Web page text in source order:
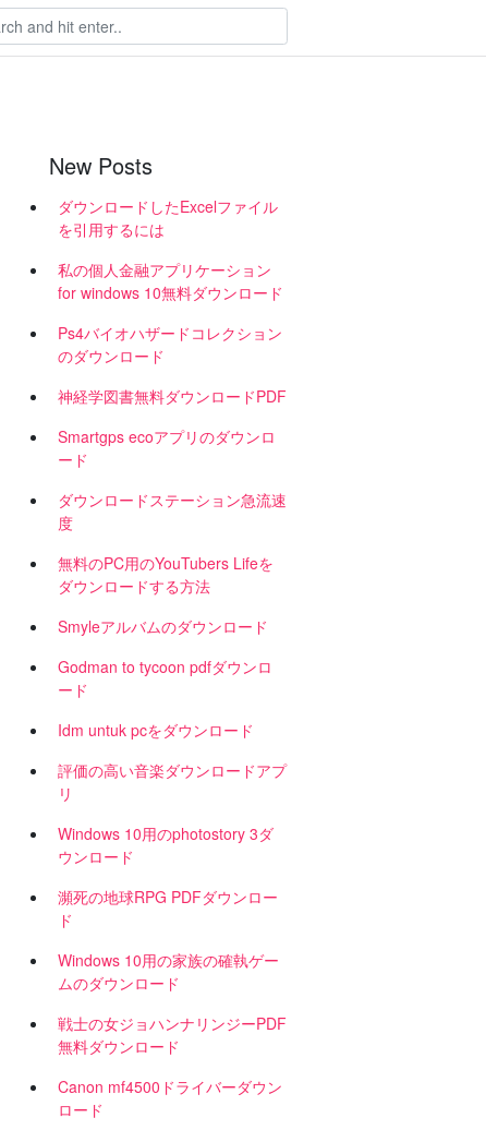
New Posts
ダウンロードしたExcelファイル
を引用するには
私の個人金融アプリケーション
for windows 10無料ダウンロード
Ps4バイオハザードコレクション
のダウンロード
神経学図書無料ダウンロードPDF
Smartgps ecoアプリのダウンロ
ード
ダウンロードステーション急流速
度
無料のPC用のYouTubers Lifeを
ダウンロードする方法
Smyleアルバムのダウンロード
Godman to tycoon pdfダウンロ
ード
Idm untuk pcをダウンロード
評価の高い音楽ダウンロードアプ
リ
Windows 10用のphotostory 3ダ
ウンロード
瀕死の地球RPG PDFダウンロー
ド
Windows 10用の家族の確執ゲー
ムのダウンロード
戦士の女ジョハンナリンジーPDF
無料ダウンロード
Canon mf4500ドライバーダウン
ロード